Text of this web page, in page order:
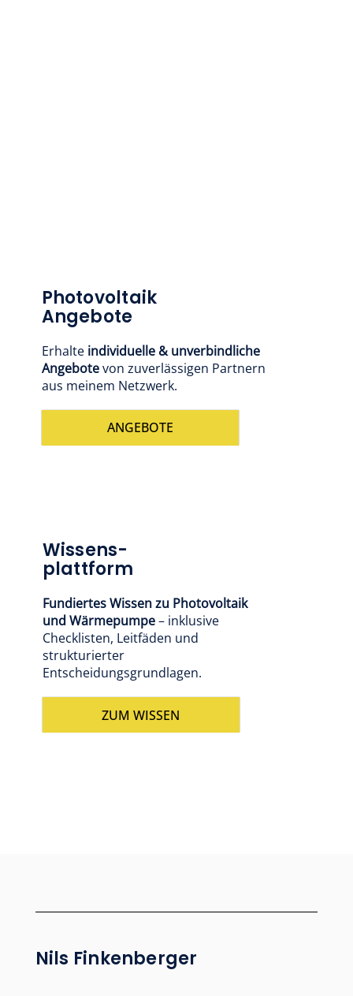
Photovoltaik
Angebote
Erhalte individuelle & unverbindliche
Angebotevon zuverlässigen Partnern
aus meinem Netzwerk.
ANGEBOTE
Wissens-
plattform
Fundiertes Wissen zu Photovoltaik
und Wärmepumpe– inklusive
Checklisten, Leitfäden und
strukturierter
Entscheidungsgrundlagen.
ZUM WISSEN
Nils Finkenberger